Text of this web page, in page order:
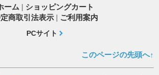
ーム | ショッピングカート
商取引法表示 | ご利用案内
PCサイト
このページの先頭へ↑